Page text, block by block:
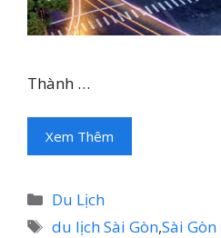
Thành …
Xem Thêm
Danh
mục
Du Lịch
Thẻ
du lịch Sài Gòn,Sài Gòn